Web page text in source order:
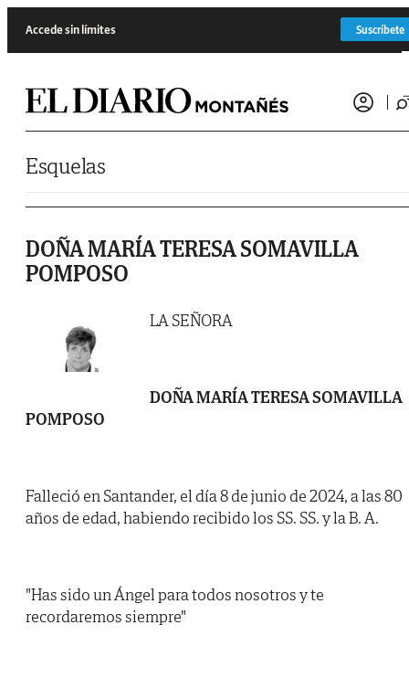
Accede sin límites Suscríbete
Esquelas
DOÑA MARÍA TERESA SOMAVILLA
POMPOSO
LA SEÑORA
DOÑA MARÍA TERESA SOMAVILLA
POMPOSO
Falleció en Santander, el día 8 de junio de 2024, a las 80
años de edad, habiendo recibido los SS. SS. y la B. A.
"Has sido un Ángel para todos nosotros y te
recordaremos siempre"